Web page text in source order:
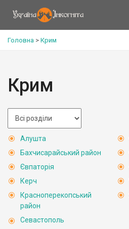
Головна > Крим
Крим
Алушта
Бахчисарайський район
Євпаторія
Керч
Красноперекопський
район
Севастополь